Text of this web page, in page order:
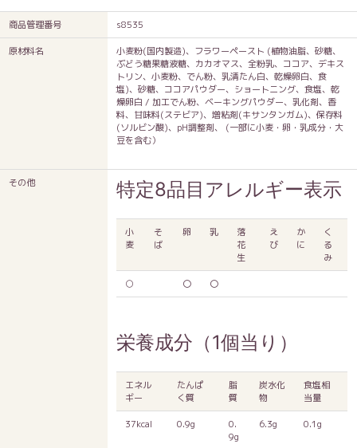
商品管理番号 s8535
原材料名
小麦粉(国内製造)、フラワーペースト (植物油脂、砂糖、
ぶどう糖果糖液糖、カカオマス、全粉乳、ココア、デキス
トリン、小麦粉、でん粉、乳清たん白、乾燥卵白、食
塩)、砂糖、ココアパウダー、ショートニング、食塩、乾
燥卵白 / 加工でん粉、ベーキングパウダー、乳化剤、香
料、甘味料(ステビア)、増粘剤(キサンタンガム)、保存料
(ソルビン酸)、pH調整剤、 (一部に小麦・卵・乳成分・大
豆を含む）
その他 特定8品目アレルギー表示
小
麦
そ
ば
卵 乳
落
花
生
え
び
か
に
く
る
み
○ 〇 〇
栄養成分（1個当り）
エネル
ギー
たんぱ
く質
脂
質
炭水化
物
食塩相
当量
37kcal 0.9g
0.
9g
6.3g 0.1g